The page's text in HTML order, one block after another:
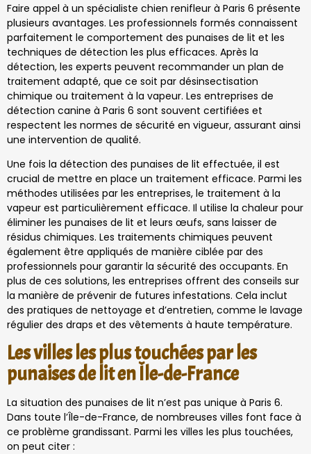
Faire appel à un spécialiste chien renifleur à Paris 6 présente
plusieurs avantages. Les professionnels formés connaissent
parfaitement le comportement des punaises de lit et les
techniques de détection les plus efficaces. Après la
détection, les experts peuvent recommander un plan de
traitement adapté, que ce soit par désinsectisation
chimique ou traitement à la vapeur. Les entreprises de
détection canine à Paris 6 sont souvent certifiées et
respectent les normes de sécurité en vigueur, assurant ainsi
une intervention de qualité.
Une fois la détection des punaises de lit effectuée, il est
crucial de mettre en place un traitement efficace. Parmi les
méthodes utilisées par les entreprises, le traitement à la
vapeur est particulièrement efficace. Il utilise la chaleur pour
éliminer les punaises de lit et leurs œufs, sans laisser de
résidus chimiques. Les traitements chimiques peuvent
également être appliqués de manière ciblée par des
professionnels pour garantir la sécurité des occupants. En
plus de ces solutions, les entreprises offrent des conseils sur
la manière de prévenir de futures infestations. Cela inclut
des pratiques de nettoyage et d’entretien, comme le lavage
régulier des draps et des vêtements à haute température.
Les villes les plus touchées par les
punaises de lit en Île-de-France
La situation des punaises de lit n’est pas unique à Paris 6.
Dans toute l’Île-de-France, de nombreuses villes font face à
ce problème grandissant. Parmi les villes les plus touchées,
on peut citer :